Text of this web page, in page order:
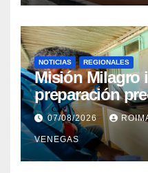
NOTICIAS REGIONALES
Misión Milagro
preparación
cataratas en
07/08/2026
VENEGAS